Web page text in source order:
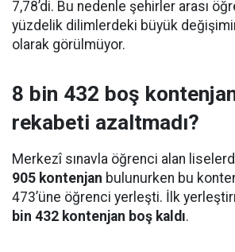
7,78’di. Bu nedenle şehirler arası
yüzdelik dilimlerdeki büyük
olarak görülmüyor.
8 bin 432 boş
rekabeti azaltmadı?
Merkezî sınavla öğrenci alan
905 kontenjan bulunurken bu
473’üne öğrenci yerleşti. İlk
bin 432 kontenjan boş kaldı.